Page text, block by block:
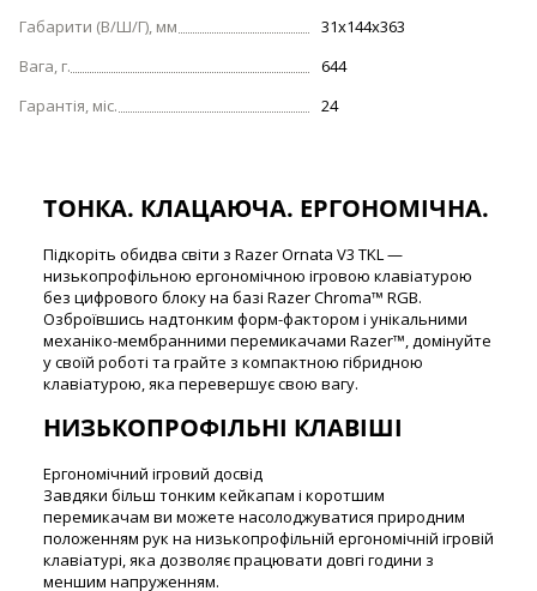
Габарити (В/Ш/Г), мм
31х144х363
Вага, г.
644
Гарантія, міс.
24
ТОНКА. КЛАЦАЮЧА. ЕРГОНОМІЧНА.
Підкоріть обидва світи з Razer Ornata V3 TKL —
низькопрофільною ергономічною ігровою клавіатурою
без цифрового блоку на базі Razer Chroma™ RGB.
Озброївшись надтонким форм-фактором і унікальними
механіко-мембранними перемикачами Razer™, домінуйте
у своїй роботі та грайте з компактною гібридною
клавіатурою, яка перевершує свою вагу.
НИЗЬКОПРОФІЛЬНІ КЛАВІШІ
Ергономічний ігровий досвід
Завдяки більш тонким кейкапам і коротшим
перемикачам ви можете насолоджуватися природним
положенням рук на низькопрофільній ергономічній ігровій
клавіатурі, яка дозволяє працювати довгі години з
меншим напруженням.